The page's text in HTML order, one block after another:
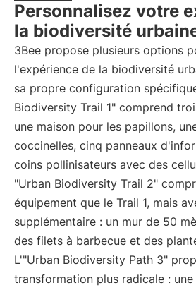
Personnalisez votre
la biodiversité
3Bee propose plusieurs options
l'expérience de la biodiversité
sa propre configuration
Biodiversity Trail 1" comprend
une maison pour les papillons,
coccinelles, cinq panneaux
coins pollinisateurs avec des
"Urban Biodiversity Trail 2"
équipement que le Trail 1, mais
supplémentaire : un mur de 50
des filets à barbecue et des
L'"Urban Biodiversity Path 3"
transformation plus radicale :